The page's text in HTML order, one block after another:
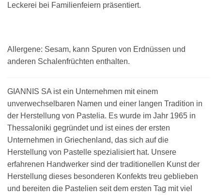
Leckerei bei Familienfeiern präsentiert.
Allergene: Sesam, kann Spuren von Erdnüssen und
anderen Schalenfrüchten enthalten.
GIANNIS SA ist ein Unternehmen mit einem
unverwechselbaren Namen und einer langen Tradition in
der Herstellung von Pastelia. Es wurde im Jahr 1965 in
Thessaloniki gegründet und ist eines der ersten
Unternehmen in Griechenland, das sich auf die
Herstellung von Pastelle spezialisiert hat. Unsere
erfahrenen Handwerker sind der traditionellen Kunst der
Herstellung dieses besonderen Konfekts treu geblieben
und bereiten die Pastelien seit dem ersten Tag mit viel